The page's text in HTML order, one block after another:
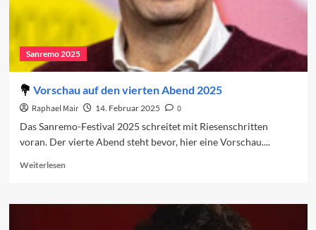
Sanremo 2025
Vorschau auf den vierten Abend 2025
Raphael Mair 14. Februar 2025
0
Das Sanremo-Festival 2025 schreitet mit Riesenschritten
voran. Der vierte Abend steht bevor, hier eine Vorschau....
WeiterlesenRead
Vorschau